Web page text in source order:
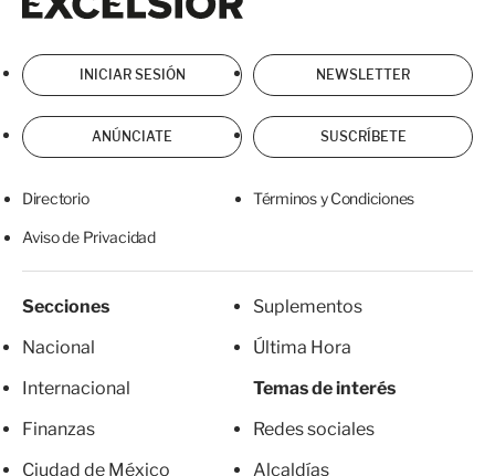
INICIAR SESIÓN NEWSLETTER
ANÚNCIATE SUSCRÍBETE
Directorio Términos y Condiciones
Aviso de Privacidad
Secciones
Nacional
Internacional
Finanzas
Ciudad de México
Suplementos
Última Hora
Temas de interés
Redes sociales
Alcaldías